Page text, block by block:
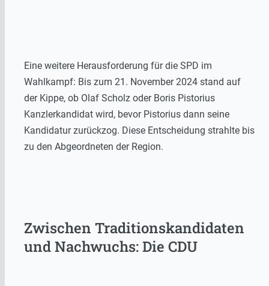
Eine weitere Herausforderung für die SPD im
Wahlkampf: Bis zum 21. November 2024 stand auf
der Kippe, ob Olaf Scholz oder Boris Pistorius
Kanzlerkandidat wird, bevor Pistorius dann seine
Kandidatur zurückzog. Diese Entscheidung strahlte bis
zu den Abgeordneten der Region.
Zwischen Traditionskandidaten
und Nachwuchs: Die CDU